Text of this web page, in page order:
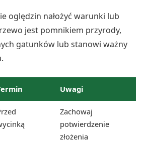
oględzin nałożyć warunki lub
jest pomnikiem przyrody,
gatunków lub stanowi ważny
Uwagi
Zachowaj
potwierdzenie
złożenia